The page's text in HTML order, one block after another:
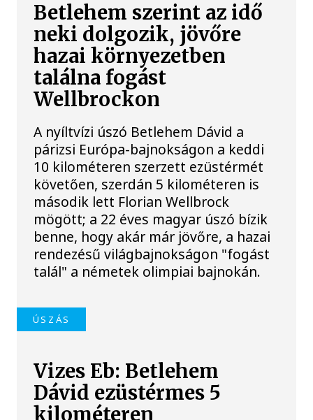
Betlehem szerint az idő
neki dolgozik, jövőre
hazai környezetben
találna fogást
Wellbrockon
A nyíltvízi úszó Betlehem Dávid a
párizsi Európa-bajnokságon a keddi
10 kilométeren szerzett ezüstérmét
követően, szerdán 5 kilométeren is
második lett Florian Wellbrock
mögött; a 22 éves magyar úszó bízik
benne, hogy akár már jövőre, a hazai
rendezésű világbajnokságon "fogást
talál" a németek olimpiai bajnokán.
ÚSZÁS
Vizes Eb: Betlehem
Dávid ezüstérmes 5
kilométeren